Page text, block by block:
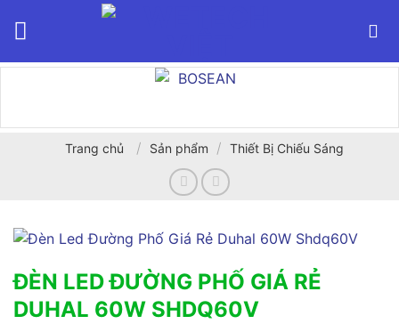
Trang chủ / Sản phẩm / Thiết Bị Chiếu Sáng
ĐÈN LED ĐƯỜNG PHỐ GIÁ RẺ
DUHAL 60W SHDQ60V